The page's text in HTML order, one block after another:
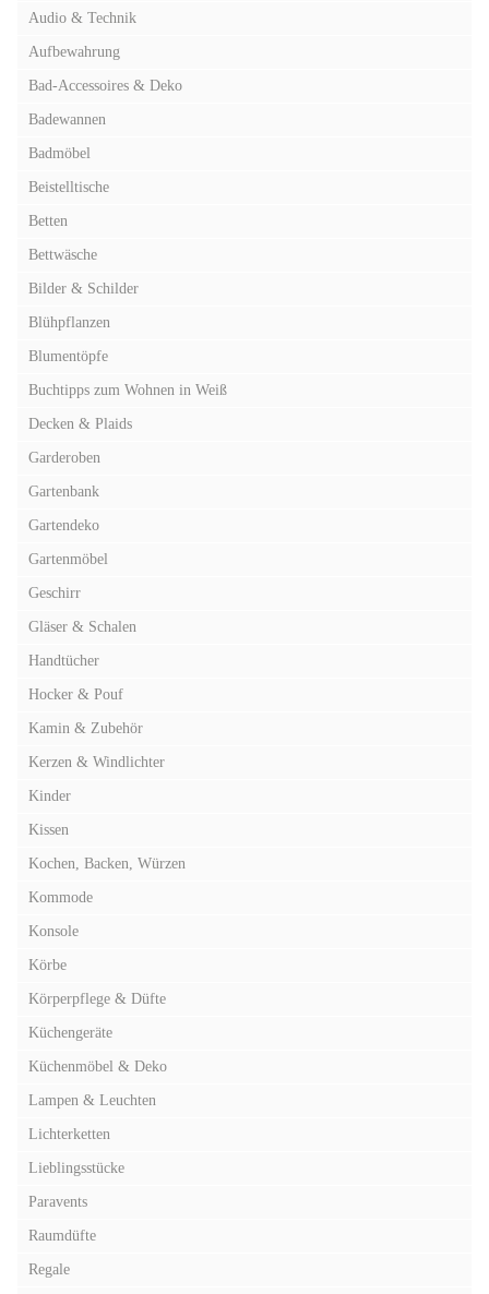
Audio & Technik
Aufbewahrung
Bad-Accessoires & Deko
Badewannen
Badmöbel
Beistelltische
Betten
Bettwäsche
Bilder & Schilder
Blühpflanzen
Blumentöpfe
Buchtipps zum Wohnen in Weiß
Decken & Plaids
Garderoben
Gartenbank
Gartendeko
Gartenmöbel
Geschirr
Gläser & Schalen
Handtücher
Hocker & Pouf
Kamin & Zubehör
Kerzen & Windlichter
Kinder
Kissen
Kochen, Backen, Würzen
Kommode
Konsole
Körbe
Körperpflege & Düfte
Küchengeräte
Küchenmöbel & Deko
Lampen & Leuchten
Lichterketten
Lieblingsstücke
Paravents
Raumdüfte
Regale